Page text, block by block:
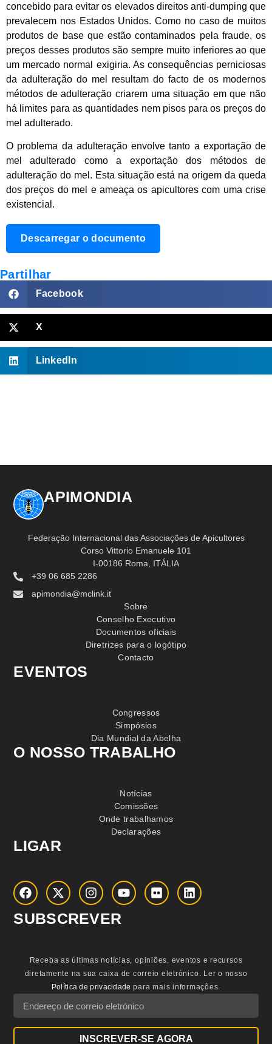
concebido para evitar os elevados direitos anti-dumping que
prevalecem nos Estados Unidos. Como no caso de muitos
produtos de base que estão contaminados pela fraude, os
preços desses produtos são sempre muito inferiores ao que
um mercado normal exigiria. As consequências perniciosas
da adulteração do mel resultam do facto de os modernos
métodos de adulteração criarem uma situação em que não
há limites para as quantidades nem pisos para os preços do
mel adulterado.
O problema da adulteração envolve tanto a exportação de
mel adulterado como a exportação dos métodos de
adulteração do mel. Esta situação está na origem da queda
dos preços do mel e ameaça os apicultores com uma crise
existencial.
Descarregar o documento
Partilhar
Facebook
X
LinkedIn
APIMONDIA
Federação Internacional das Associações de Apicultores
Corso Vittorio Emanuele 101
I-00186 Roma, ITÁLIA
+39 06 685 2286
apimondia@mclink.it
Sobre
Conselho Executivo
Documentos oficiais
Diretrizes para o logótipo
Contacto
EVENTOS
Congressos
Simpósios
Dia Mundial da Abelha
O NOSSO TRABALHO
Notícias
Comissões
Onde trabalhamos
Declarações
LIGAR
SUBSCREVER
Receba as últimas notícias, opiniões, eventos e recursos
diretamente na sua caixa de correio eletrónico. Ler o nosso
Política de privacidade para mais informações.
INSCREVER-SE AGORA